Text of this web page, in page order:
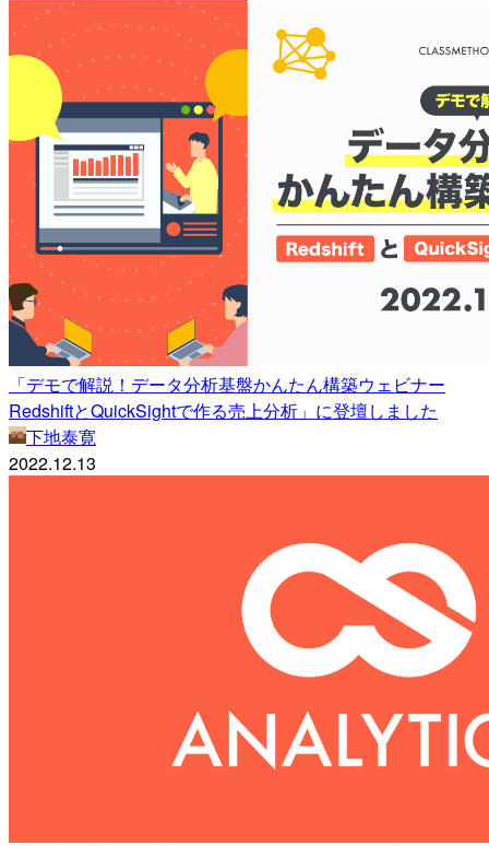
「デモで解説！データ分析基盤かんたん構築ウェビナー
RedshiftとQuickSightで作る売上分析」に登壇しました
下地泰寛
2022.12.13